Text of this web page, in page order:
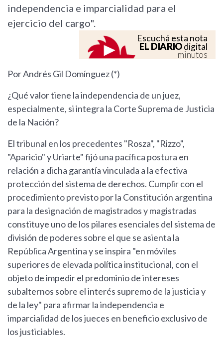
independencia e imparcialidad para el
ejercicio del cargo".
Escuchá esta nota
EL DIARIOdigital
minutos
Por Andrés Gil Domínguez (*)
¿Qué valor tiene la independencia de un juez,
especialmente, si integra la Corte Suprema de Justicia
de la Nación?
El tribunal en los precedentes "Rosza", "Rizzo",
"Aparicio" y Uriarte" fijó una pacífica postura en
relación a dicha garantía vinculada a la efectiva
protección del sistema de derechos. Cumplir con el
procedimiento previsto por la Constitución argentina
para la designación de magistrados y magistradas
constituye uno de los pilares esenciales del sistema de
división de poderes sobre el que se asienta la
República Argentina y se inspira "en móviles
superiores de elevada política institucional, con el
objeto de impedir el predominio de intereses
subalternos sobre el interés supremo de la justicia y
de la ley" para afirmar la independencia e
imparcialidad de los jueces en beneficio exclusivo de
los justiciables.